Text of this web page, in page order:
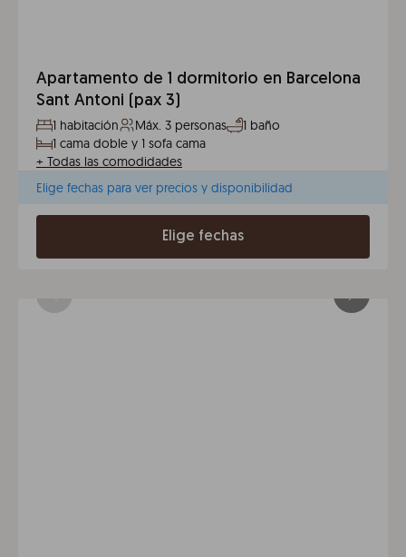
Apartamento de 1 dormitorio en Barcelona
Sant Antoni (pax 3)
1 habitación Máx. 3 personas
1 baño
1 cama doble y 1 sofa cama
+ Todas las comodidades
Elige fechas para ver precios y disponibilidad
Elige fechas